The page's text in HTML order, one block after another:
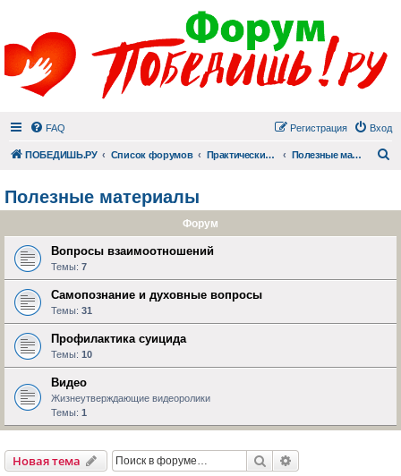
FAQ Вход
Регистрация
ПОБЕДИШЬ.РУ Список форумов Практический раздел Полезные материалы
Полезные материалы
Форум
Вопросы взаимоотношений
Темы: 7
Самопознание и духовные вопросы
Темы: 31
Профилактика суицида
Темы: 10
Видео
Жизнеутверждающие видеоролики
Темы: 1
Новая тема Поиск